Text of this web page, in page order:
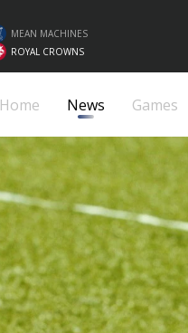
MEAN MACHINES
ROYAL CROWNS
Home News Games